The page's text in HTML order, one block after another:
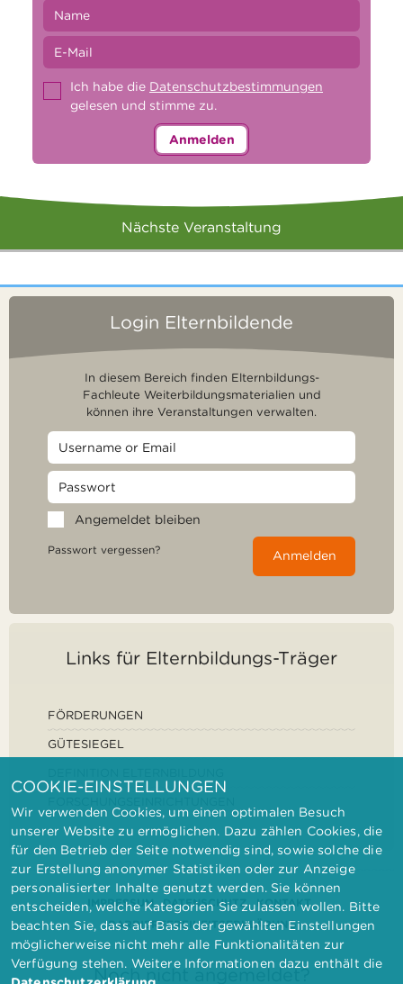
Ich habe die Datenschutzbestimmungen
gelesen und stimme zu.
Anmelden
Nächste Veranstaltung
Login Elternbildende
In diesem Bereich finden Elternbildungs-
Fachleute Weiterbildungsmaterialien und
können ihre Veranstaltungen verwalten.
Angemeldet bleiben
Passwort vergessen? Anmelden
Links für Elternbildungs-Träger
FÖRDERUNGEN
GÜTESIEGEL
IMPRESSUM DATENSCHUTZ
KONTAKT
BARRIEREFREIHEITSERKLÄRUNG
Noch nicht angemeldet?
COOKIE-EINSTELLUNGEN
Wir verwenden Cookies, um einen optimalen Besuch
unserer Website zu ermöglichen. Dazu zählen Cookies, die
für den Betrieb der Seite notwendig sind, sowie solche die
zur Erstellung anonymer Statistiken oder zur Anzeige
personalisierter Inhalte genutzt werden. Sie können
entscheiden, welche Kategorien Sie zulassen wollen. Bitte
beachten Sie, dass auf Basis der gewählten Einstellungen
möglicherweise nicht mehr alle Funktionalitäten zur
Verfügung stehen. Weitere Informationen dazu enthält die